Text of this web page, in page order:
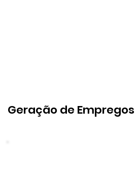
Geração de Empregos